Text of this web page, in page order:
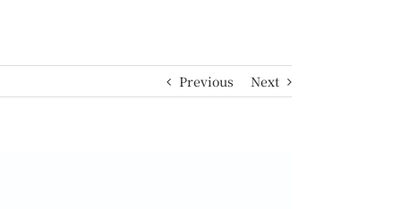
Previous Next